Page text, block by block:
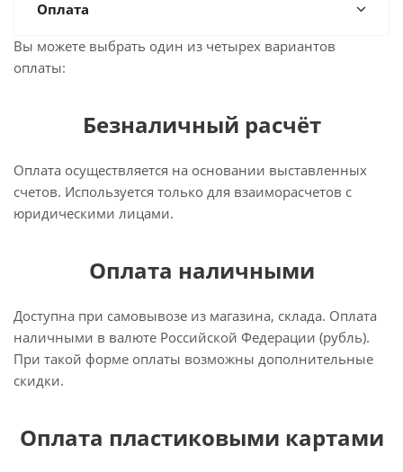
Оплата
Вы можете выбрать один из четырех вариантов
оплаты:
Безналичный расчёт
Оплата осуществляется на основании выставленных
счетов. Используется только для взаиморасчетов с
юридическими лицами.
Оплата наличными
Доступна при самовывозе из магазина, склада. Оплата
наличными в валюте Российской Федерации (рубль).
При такой форме оплаты возможны дополнительные
скидки.
Оплата пластиковыми картами